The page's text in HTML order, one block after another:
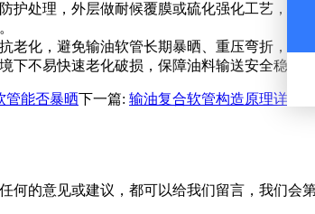
护处理，外层做耐候覆膜或硫化强化工艺，
老化，避免输油软管长期暴晒、重压弯折，
下不易快速老化破损，保障油料输送安全稳定。
管能否暴晒下一篇: 输油复合软管构造原理详解
何的意见或建议，都可以给我们留言，我们会